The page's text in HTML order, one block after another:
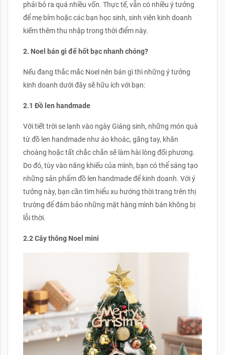
phải bỏ ra quá nhiều vốn. Thực tế, vẫn có nhiều ý tưởng
để mẹ bỉm hoặc các bạn học sinh, sinh viên kinh doanh
kiếm thêm thu nhập trong thời điểm này.
2. Noel bán gì để hốt bạc nhanh chóng?
Nếu đang thắc mắc Noel nên bán gì thì những ý tưởng
kinh doanh dưới đây sẽ hữu ích với bạn:
2.1 Đồ len handmade
Với tiết trời se lạnh vào ngày Giáng sinh, những món quà
từ đồ len handmade như áo khoác, găng tay, khăn
choàng hoặc tất chắc chắn sẽ làm hài lòng đối phương.
Do đó, tùy vào năng khiếu của mình, bạn có thể sáng tạo
những sản phẩm đồ len handmade để kinh doanh. Với ý
tưởng này, bạn cần tìm hiểu xu hướng thời trang trên thị
trường để đảm bảo những mặt hàng mình bán không bị
lỗi thời.
2.2 Cây thông Noel mini